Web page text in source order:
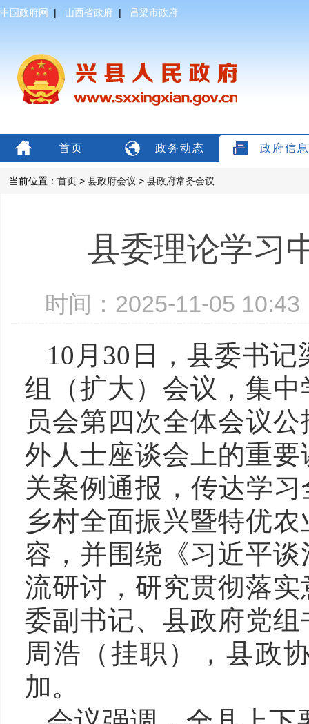
中国政府网 | 山西省政府 | 吕梁市政府
首页 政务动态 政府信
当前位置： 首页 > 县政府会议 > 县政府常务会议
县委理论学习
时间：2025-11-05
10 月 30 日，县委书
组（扩大）会议，集
员会第四次全体会议
外人士座谈会上的重
关案例通报，传达学
乡村全面振兴暨特优
容，并围绕《习近平
流研讨，研究贯彻落
委副书记、县政府党
周浩（挂职），县政
加。